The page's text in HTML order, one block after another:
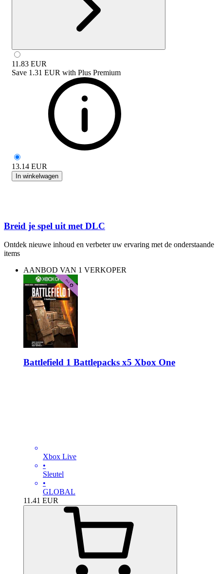
11.83 EUR
Save 1.31 EUR with Plus Premium
13.14 EUR
In winkelwagen
Breid je spel uit met DLC
Ontdek nieuwe inhoud en verbeter uw ervaring met de onderstaande
items
AANBOD VAN 1 VERKOPER
Battlefield 1 Battlepacks x5 Xbox One
Xbox Live
•
Sleutel
•
GLOBAL
11.41 EUR